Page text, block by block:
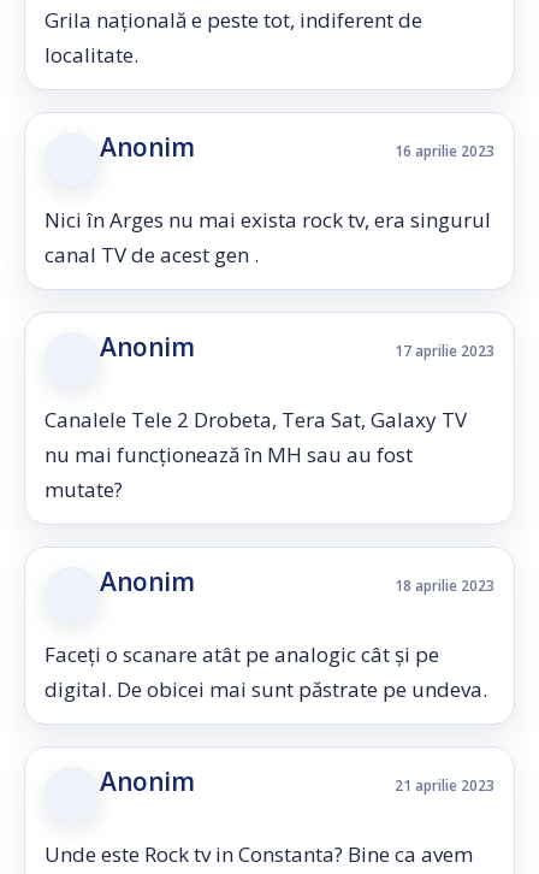
Grila națională e peste tot, indiferent de
localitate.
Anonim 16 aprilie 2023
Nici în Arges nu mai exista rock tv, era singurul
canal TV de acest gen .
Anonim 17 aprilie 2023
Canalele Tele 2 Drobeta, Tera Sat, Galaxy TV
nu mai funcționează în MH sau au fost
mutate?
Anonim 18 aprilie 2023
Faceți o scanare atât pe analogic cât și pe
digital. De obicei mai sunt păstrate pe undeva.
Anonim 21 aprilie 2023
Unde este Rock tv in Constanta? Bine ca avem